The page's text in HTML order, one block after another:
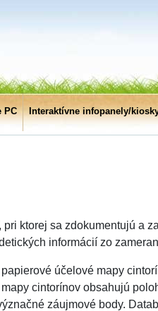
PC Interaktívne infopanely/
ktorej sa zdokumentujú a
informácií zo
účelové mapy
cintorínov obsahujú
záujmové body.